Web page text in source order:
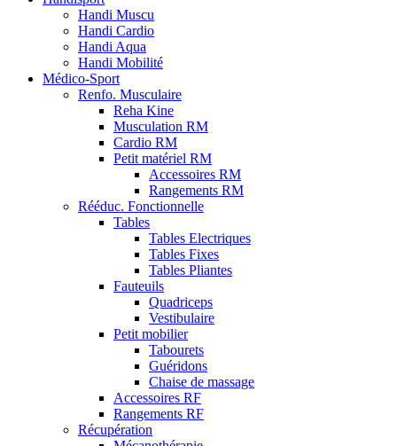
Handi Muscu
Handi Cardio
Handi Aqua
Handi Mobilité
Médico-Sport
Renfo. Musculaire
Reha Kine
Musculation RM
Cardio RM
Petit matériel RM
Accessoires RM
Rangements RM
Rééduc. Fonctionnelle
Tables
Tables Electriques
Tables Fixes
Tables Pliantes
Fauteuils
Quadriceps
Vestibulaire
Petit mobilier
Tabourets
Guéridons
Chaise de massage
Accessoires RF
Rangements RF
Récupération